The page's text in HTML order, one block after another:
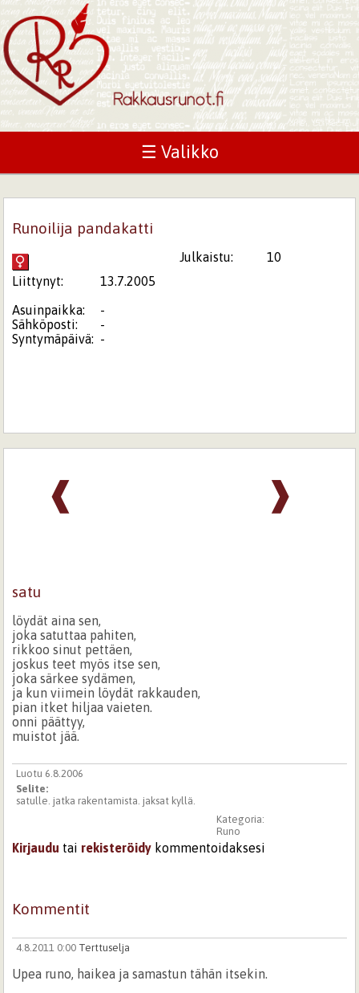
☰ Valikko
Runoilija pandakatti
Julkaistu:
10
Liittynyt:
13.7.2005
Asuinpaikka:
-
Sähköposti:
-
Syntymäpäivä: -
❱
❰
satu
löydät aina sen,
joka satuttaa pahiten,
rikkoo sinut pettäen,
joskus teet myös itse sen,
joka särkee sydämen,
ja kun viimein löydät rakkauden,
pian itket hiljaa vaieten.
onni päättyy,
muistot jää.
Luotu 6.8.2006
Selite:
satulle. jatka rakentamista. jaksat kyllä.
Kategoria:
Runo
Kirjaudu tai rekisteröidy kommentoidaksesi
Kommentit
4.8.2011 0:00 Terttuselja
Upea runo, haikea ja samastun tähän itsekin.